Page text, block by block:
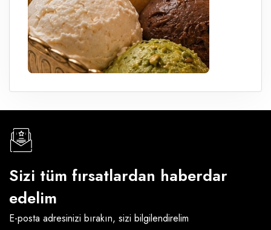
Sizi tüm fırsatlardan haberdar
edelim
E-posta adresinizi bırakın, sizi bilgilendirelim